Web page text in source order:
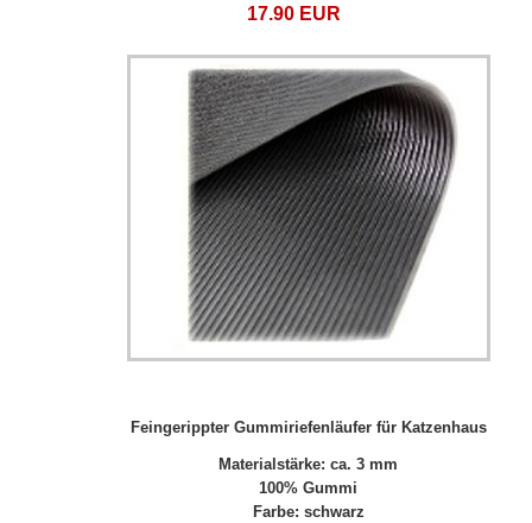
17.90 EUR
Feingerippter Gummiriefenläufer für Katzenhaus
Materialstärke: ca. 3 mm
100% Gummi
Farbe: schwarz